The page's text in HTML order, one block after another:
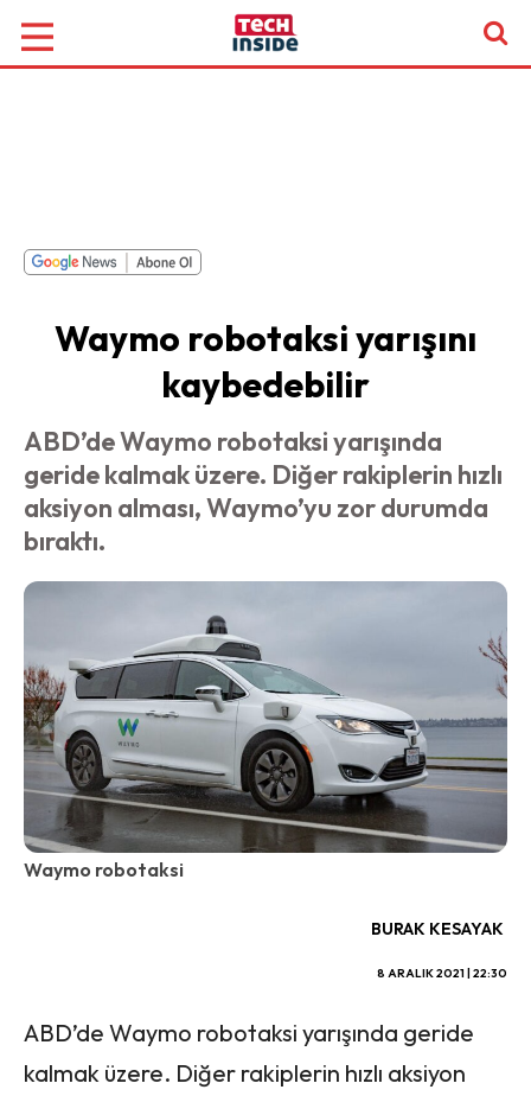
Waymo robotaksi yarışını
kaybedebilir
ABD’de Waymo robotaksi yarışında
geride kalmak üzere. Diğer rakiplerin hızlı
aksiyon alması, Waymo’yu zor durumda
bıraktı.
Waymo robotaksi
BURAK KESAYAK
8 ARALIK 2021 | 22:30
ABD’de Waymo robotaksi yarışında geride
kalmak üzere. Diğer rakiplerin hızlı aksiyon